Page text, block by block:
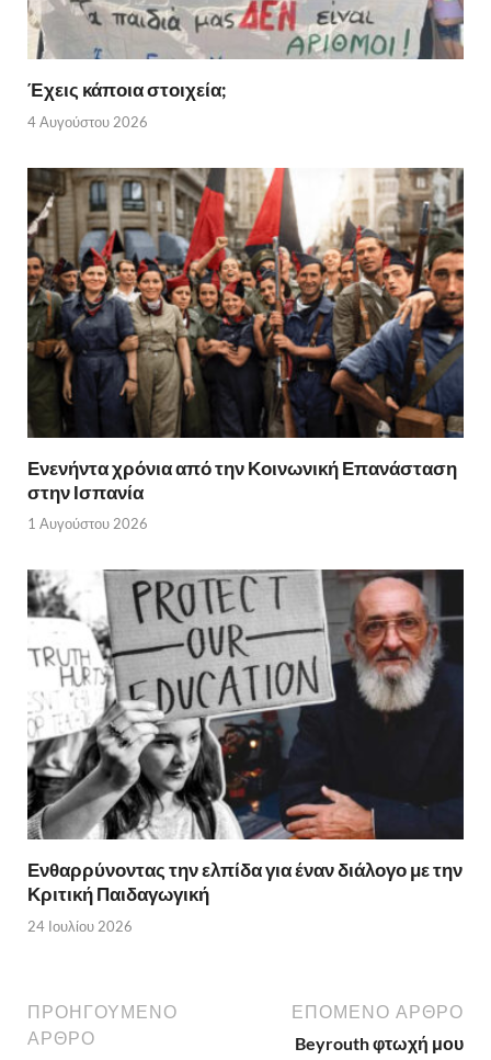
Έχεις κάποια στοιχεία;
4 Αυγούστου 2026
Ενενήντα χρόνια από την Κοινωνική Επανάσταση
στην Ισπανία
1 Αυγούστου 2026
Ενθαρρύνοντας την ελπίδα για έναν διάλογο με την
Κριτική Παιδαγωγική
24 Ιουλίου 2026
ΠΡΟΗΓΟΥΜΕΝΟ
ΑΡΘΡΟ
ΕΠΟΜΕΝΟ ΑΡΘΡΟ
Beyrouth φτωχή μου